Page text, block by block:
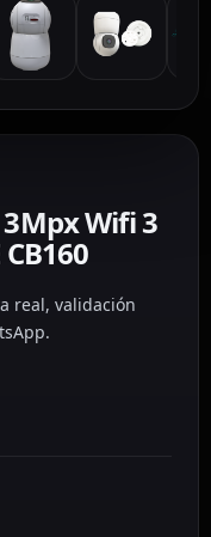
Wifi 3
real, validación